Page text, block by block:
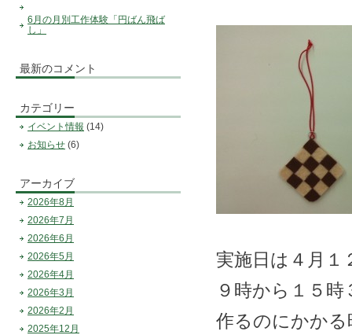
実施日は４月１
９時から１５
作るのにかか
6月の月別工作体験「円ばん飛ば
し」
最新のコメント
カテゴリー
イベント情報 (14)
お知らせ (6)
アーカイブ
2026年8月
2026年7月
2026年6月
2026年5月
2026年4月
2026年3月
2026年2月
2025年12月